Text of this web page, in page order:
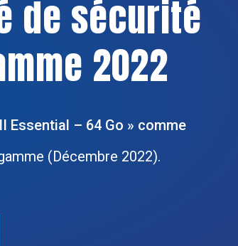
de sécurité
2022
Essential – 64 Go » comme
(Décembre 2022).